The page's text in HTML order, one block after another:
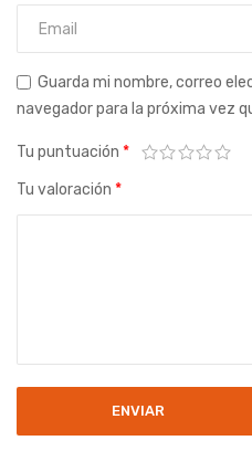
Guarda mi nombre, correo
navegador para la próxima vez
Tu puntuación *
Tu valoración *